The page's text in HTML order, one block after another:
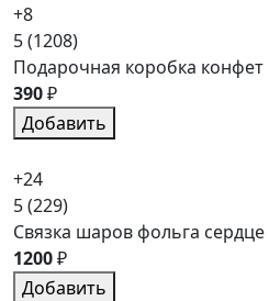
+8
5(1208)
Подарочная коробка конфет
390₽
Добавить
+24
5(229)
Связка шаров фольга сердце
1200₽
Добавить